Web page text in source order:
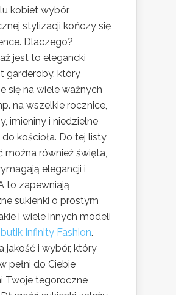
kobiet wybór
stylizacji kończy się
Dlaczego?
jest to elegancki
garderoby, który
się na wiele ważnych
na wszelkie rocznice,
imieniny i niedzielne
kościoła. Do tej listy
można również święta,
elegancji i
to zapewniają
sukienki o prostym
i wiele innych modeli
butik Infinity Fashion.
jakość i wybór, który
pełni do Ciebie
Twoje tegoroczne